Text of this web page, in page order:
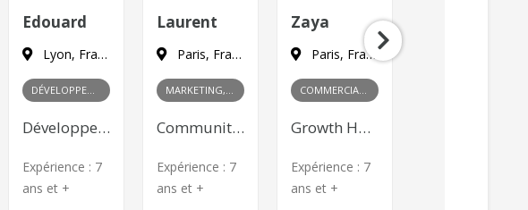
Edouard
Lyon, France
DÉVELOPPEMENT
Développeur Web Front-end
Expérience : 7
ans et +
Laurent
Paris, France
MARKETING, PRODUIT
Community Management, Content Marketing, Publicité en ligne, Product Management
Expérience : 7
ans et +
Zaya
Paris, France
COMMERCIAL, MARKETING
Growth Hacking, Content Marketing, Publicité en ligne, Relations publiques, Gestion des partenariats, Négociation commerciale, Développement de réseau, Analyse des marchés
Expérience : 7
ans et +